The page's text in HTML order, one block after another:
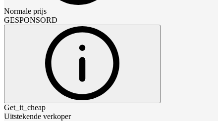
Normale prijs
GESPONSORD
Get_it_cheap
Uitstekende verkoper